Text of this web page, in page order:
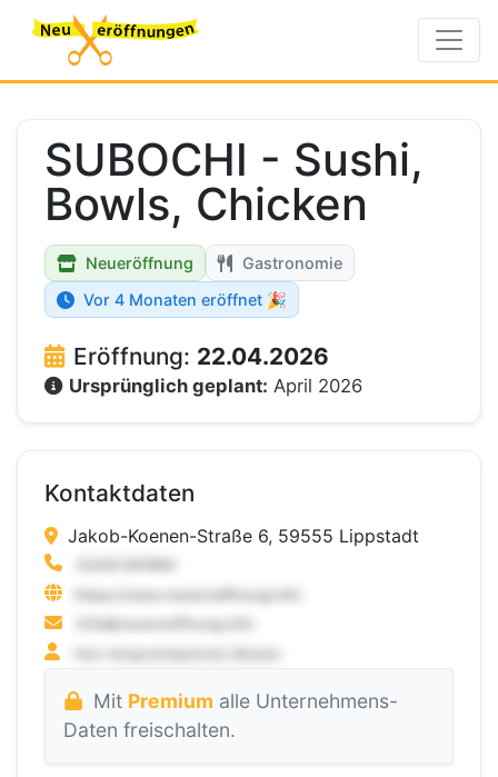
SUBOCHI - Sushi,
Bowls, Chicken
Neueröffnung
Gastronomie
Vor 4 Monaten eröffnet 🎉
Eröffnung: 22.04.2026
Ursprünglich geplant: April 2026
Kontaktdaten
Jakob-Koenen-Straße 6, 59555 Lippstadt
Mit Premium alle Unternehmens-
Daten freischalten.